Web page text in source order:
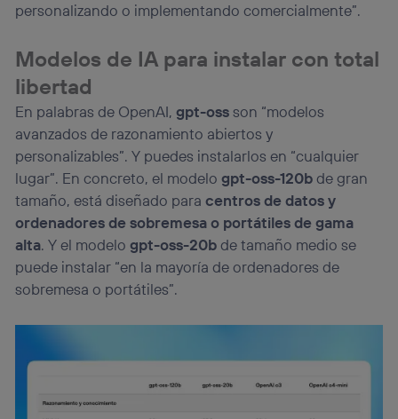
personalizando o implementando comercialmente”.
Modelos de IA para instalar con total
libertad
En palabras de OpenAI,gpt-ossson “modelos
avanzados de razonamiento abiertos y
personalizables”. Y puedes instalarlos en “cualquier
lugar”. En concreto, el modelogpt-oss-120bde gran
tamaño, está diseñado paracentros de datos y
ordenadores de sobremesa o portátiles de gama
alta. Y el modelogpt-oss-20bde tamaño medio se
puede instalar “en la mayoría de ordenadores de
sobremesa o portátiles”.